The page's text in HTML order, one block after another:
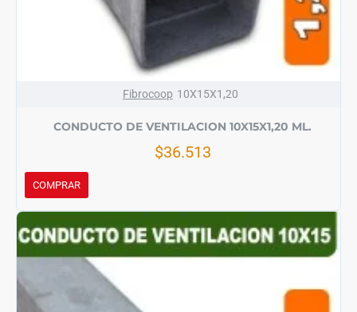
Fibrocoop 10X15X1,20
CONDUCTO DE VENTILACION 10X15X1,20 ML.
$36.513
COMPRAR